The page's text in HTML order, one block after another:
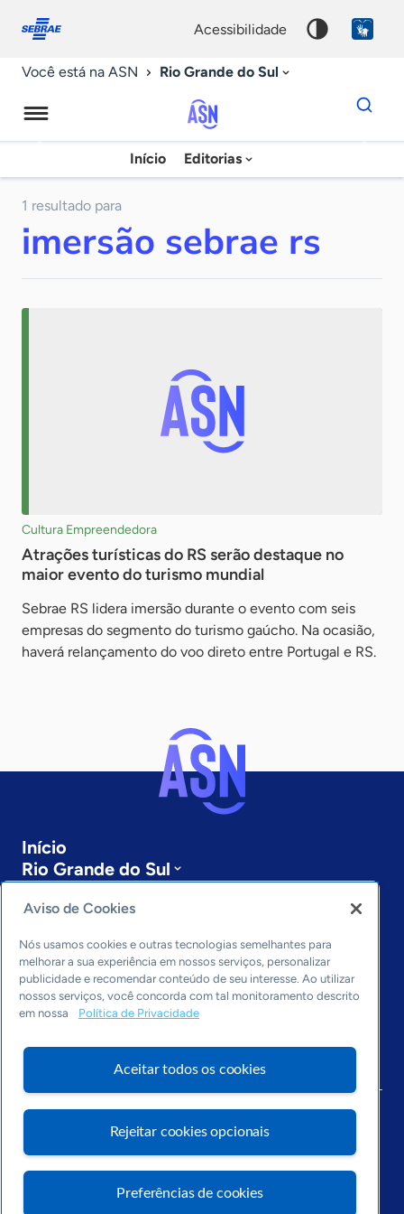
conosco
acessibilidade
Você está na ASN Rio Grande do Sul
Agência
Sebrae
Notícias
Início Editorias
Dados
para
chave
1 resultado para
imersão sebrae rs
Cultura Empreendedora
Atrações turísticas do RS serão destaque no
maior evento do turismo mundial
Sebrae RS lidera imersão durante o evento com seis
empresas do segmento do turismo gaúcho. Na ocasião,
haverá relançamento do voo direto entre Portugal e RS.
Início
Rio Grande do Sul
Últimas notícias
Entre em contato
Editorias
Economia & Política
Inovação & Tecnologia
Dados
Visite o Portal Sebrae
Aviso de Cookies
Nós usamos cookies e outras tecnologias semelhantes para
melhorar a sua experiência em nossos serviços, personalizar
publicidade e recomendar conteúdo de seu interesse. Ao utilizar
nossos serviços, você concorda com tal monitoramento descrito
em nossa
Política de Privacidade
Aceitar todos os cookies
Rejeitar cookies opcionais
Preferências de cookies